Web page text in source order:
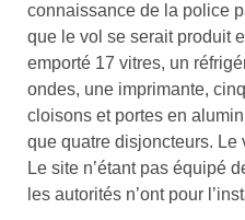
connaissance de la police
que le vol se serait produit
emporté 17 vitres, un
ondes, une imprimante,
cloisons et portes en
que quatre disjoncteurs. Le
Le site n’étant pas équipé
les autorités n’ont pour